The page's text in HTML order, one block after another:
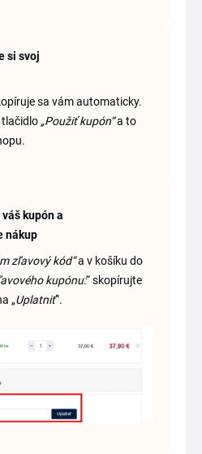
si svoj
sa vám automaticky.
„Použiť kupón“a to
kupón a
nákup
zľavový kód“a v košíku do
kupónu:“ skopírujte
„Uplatniť“.